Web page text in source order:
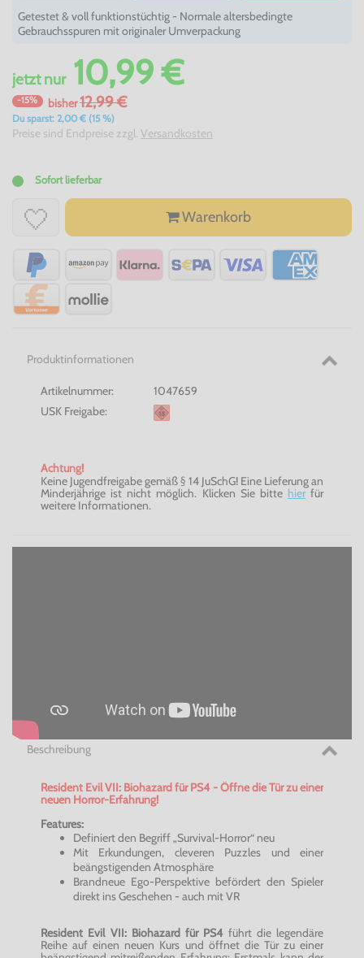
Getestet & voll funktionstüchtig - Normale altersbedingte
Gebrauchsspuren mit originaler Umverpackung
jetztnur10,99 €
-15% bisher12,99 €
Du sparst: 2,00 € (15 %)
Preise sind Endpreise zzgl. Versandkosten
Sofort lieferbar
Warenkorb
Produktinformationen
Artikelnummer:
1047659
USK Freigabe:
Achtung!
Keine Jugendfreigabe gemäß § 14 JuSchG! Eine Lieferung an
Minderjährige ist nicht möglich. Klicken Sie bitte hierfür
weitere Informationen.
Beschreibung
Resident Evil VII: Biohazard für PS4 - Öffne die Tür zu einer
neuen Horror-Erfahrung!
Features:
Definiert den Begriff „Survival-Horror“ neu
Mit Erkundungen, cleveren Puzzles und einer
beängstigenden Atmosphäre
Brandneue Ego-Perspektive befördert den Spieler
direkt ins Geschehen - auch mit VR
Resident Evil VII: Biohazard für PS4führt die legendäre
Reihe auf einen neuen Kurs und öffnet die Tür zu einer